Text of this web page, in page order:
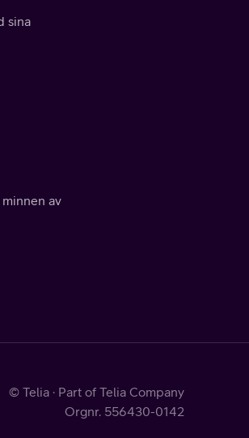
sina
av
© Telia · Part of Telia Company
Orgnr. 556430-0142